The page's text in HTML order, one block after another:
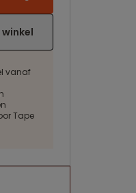
vanaf
Tape